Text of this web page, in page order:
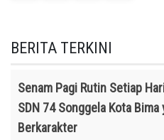
BERITA TERKINI
Senam Pagi Rutin Setiap
SDN 74 Songgela Kota
Berkarakter